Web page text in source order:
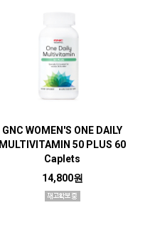
GNC WOMEN'S ONE DAILY
MULTIVITAMIN 50 PLUS 60
Caplets
14,800원